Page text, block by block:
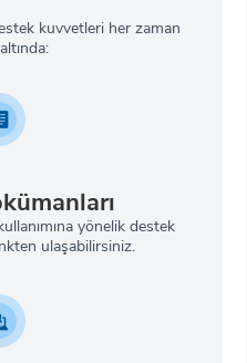
kuvvetleri her zaman
yönelik destek
ulaşabilirsiniz.